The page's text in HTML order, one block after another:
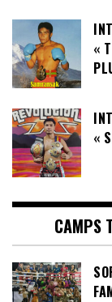
«
«
CAMPS